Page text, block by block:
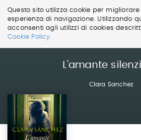
Questo sito utilizza cookie per
esperienza di navigazione. Utilizzando
acconsenti agli utilizzi di cookies
Cookie Policy.
Salta
L'amante
Clara Sanchez